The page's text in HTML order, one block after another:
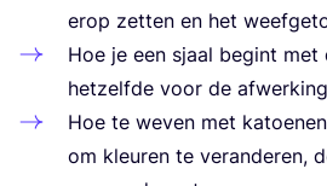
erop zet­ten en het
Hoe je een sjaal begint
het­zelf­de voor de
Hoe te weven met
om kleu­ren te ver­an­de­ren,